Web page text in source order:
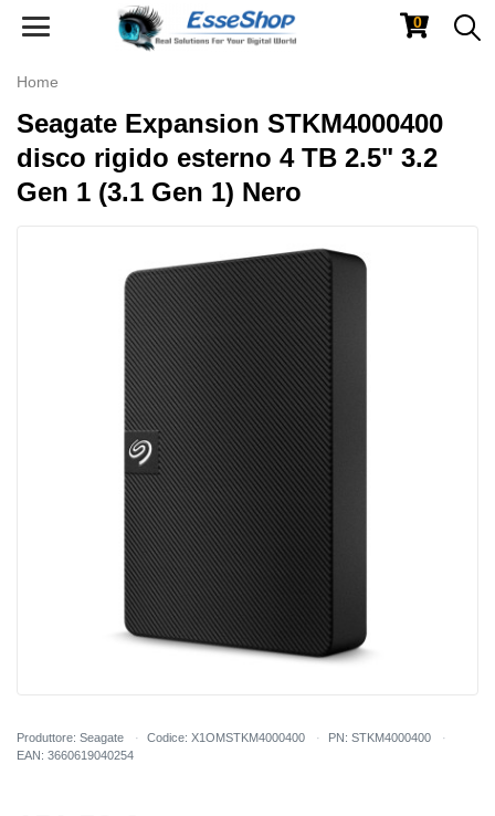
Toggle
0
Home
Seagate Expansion STKM4000400
disco rigido esterno 4 TB 2.5" 3.2
Gen 1 (3.1 Gen 1) Nero
Produttore: Seagate Codice: X1OMSTKM4000400
PN: STKM4000400
EAN: 3660619040254